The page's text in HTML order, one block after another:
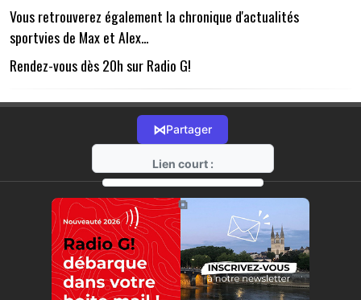
Vous retrouverez également la chronique d'actualités
sportvies de Max et Alex...
Rendez-vous dès 20h sur Radio G!
⋈Partager
Lien court :
https://radio-g.fr?1370
⧉